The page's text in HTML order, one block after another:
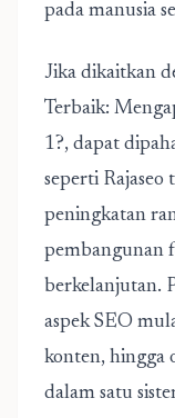
pada manusia
Jika dikaitkan
Terbaik:
1?, dapat
seperti Rajaseo
peningkatan
pembangunan
berkelanjutan.
aspek SEO
konten, hingga
dalam satu